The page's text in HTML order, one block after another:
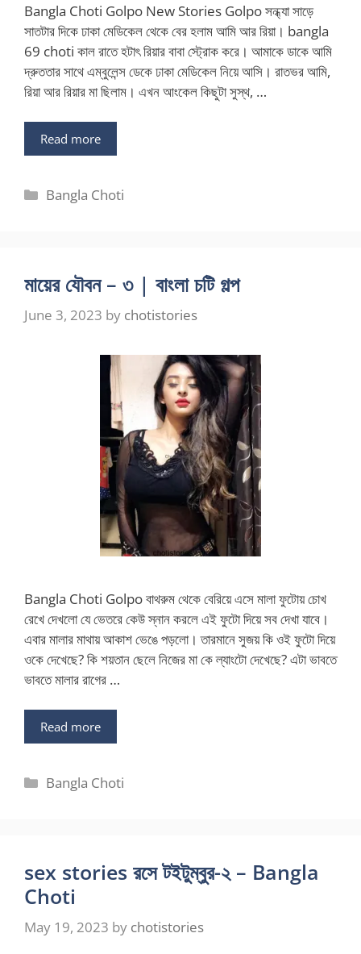
Bangla Choti Golpo New Stories Golpo সন্ধ্যা সাড়ে
সাতটার দিকে ঢাকা মেডিকেল থেকে বের হলাম আমি আর রিয়া। bangla
69 choti কাল রাতে হটাৎ রিয়ার বাবা স্ট্রোক করে। আমাকে ডাকে আমি
দ্রুততার সাথে এম্বুলেন্স ডেকে ঢাকা মেডিকেল নিয়ে আসি। রাতভর আমি,
রিয়া আর রিয়ার মা ছিলাম। এখন আংকেল কিছুটা সুস্থ, …
Read more
Categories
Bangla Choti
মায়ের যৌবন – ৩ | বাংলা চটি গল্প
June 3, 2023 by chotistories
Bangla Choti Golpo বাথরুম থেকে বেরিয়ে এসে মালা ফুটোয় চোখ
রেখে দেখলো যে ভেতরে কেউ স্নান করলে এই ফুটো দিয়ে সব দেখা যাবে।
এবার মালার মাথায় আকাশ ভেঙে পড়লো। তারমানে সুজয় কি ওই ফুটো দিয়ে
ওকে দেখেছে? কি শয়তান ছেলে নিজের মা কে ল্যাংটো দেখেছে? এটা ভাবতে
ভাবতে মালার রাগের …
Read more
Categories
Bangla Choti
sex stories রসে টইটুম্বুর-২ – Bangla
Choti
May 19, 2023 by chotistories